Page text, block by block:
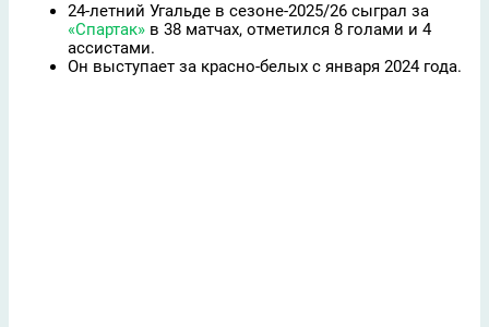
24-летний Угальде в сезоне-2025/26 сыграл за
«Спартак» в 38 матчах, отметился 8 голами и 4
ассистами.
Он выступает за красно-белых с января 2024 года.